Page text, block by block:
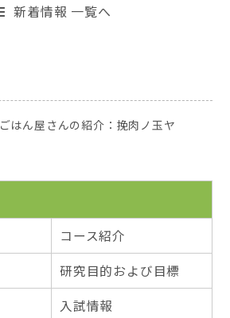
新着情報 一覧へ
ごはん屋さんの紹介：挽肉ノ玉ヤ
コース紹介
研究目的および目標
入試情報